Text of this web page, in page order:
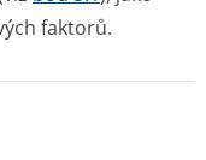
faktorů.